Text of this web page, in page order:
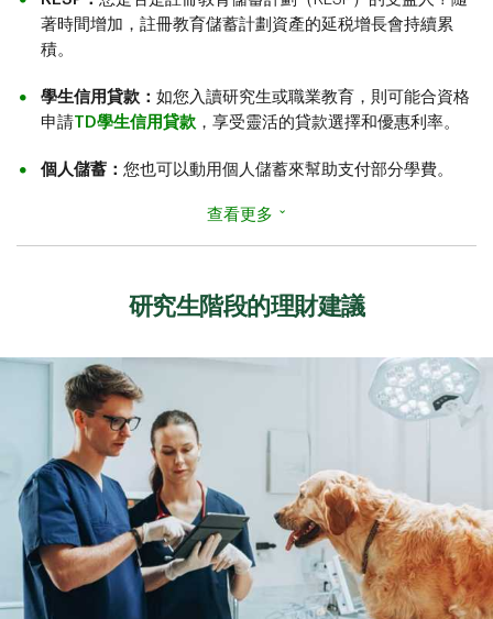
著時間增加，註冊教育儲蓄計劃資產的延税增長會持續累
積。
學生信用貸款： 如您入讀研究生或職業教育，則可能合資格
申請TD學生信用貸款 ，享受靈活的貸款選擇和優惠利率。
個人儲蓄： 您也可以動用個人儲蓄來幫助支付部分學費。
查看更多 ⌄
研究生階段的理財建議